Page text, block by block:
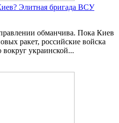
Элитная бригада ВСУ
обманчива. Пока Киев
ракет, российские войска
украинской...